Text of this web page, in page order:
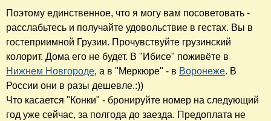
Поэтому единственное, что я могу вам посоветовать -
расслабьтесь и получайте удовольствие в гестах. Вы в
гостеприимной Грузии. Прочувствуйте грузинский
колорит. Дома его не будет. В "Ибисе" поживёте в
Нижнем Новгороде, а в "Меркюре" - в Воронеже. В
России они в разы дешевле.:))
Что касается "Конки" - бронируйте номер на следующий
год уже сейчас, за полгода до заезда. Предоплата не